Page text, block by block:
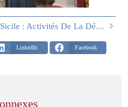
Sicile : Activités De La Délégation – Saint Georges 2026
LinkedIn Facebook